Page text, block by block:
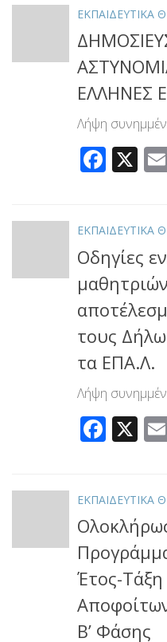
ΕΚΠΑΙΔΕΥΤΙΚΑ
ΕΛΛΗΝΕΣ
Λήψη
X
ΕΚΠΑΙΔΕΥΤΙΚΑ
Οδηγίες
τους
τα ΕΠΑ.Λ.
Λήψη
X
ΕΚΠΑΙΔΕΥΤΙΚΑ
Έτος-
Β’ Φάσης